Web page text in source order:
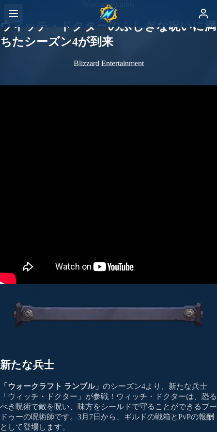
Warcraft Rumble
ウィッチ・ドクターのふしぎな呪いに満
ちたシーズン4が到来
Blizzard Entertainment
新たな兵士
「ウォークラフト ランブル」 のシーズン4より、新たな兵士
「ウィッチ・ドクター」が参戦！ウィッチ・ドクターは、恐る
べき呪術で敵を呪い、味方をシールドで守ることができるブー
ドゥーの呪術師です。3月7日から、ギルドの戦箱とPvPの報酬
として登場します。